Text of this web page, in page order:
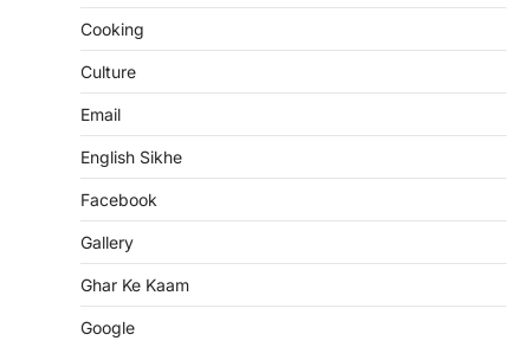
Cooking
Culture
Email
English Sikhe
Facebook
Gallery
Ghar Ke Kaam
Google